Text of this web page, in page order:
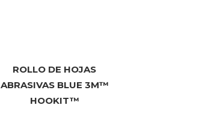
ROLLO DE HOJAS
ABRASIVAS BLUE 3M™
HOOKIT™